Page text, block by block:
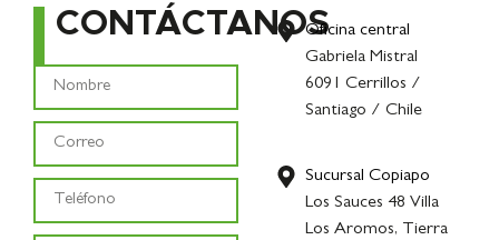
CONTÁCTANOSOficina central
Gabriela Mistral
6091 Cerrillos /
Santiago / Chile
Sucursal Copiapo
Los Sauces 48 Villa
Los Aromos, Tierra